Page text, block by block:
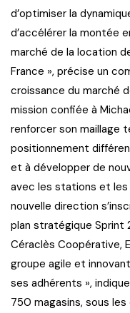
d’optimiser la
d’accélérer la montée
marché de la location
France », précise un
croissance du marché
mission confiée à
renforcer son maillage
positionnement
et à développer de
avec les stations et
nouvelle direction
plan stratégique Sprint
Céraclès Coopérative,
groupe agile et
ses adhérents »,
750 magasins, sous